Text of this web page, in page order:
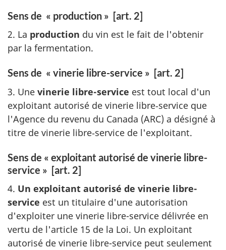
Sens de « production » [art. 2]
2. La production du vin est le fait de l'obtenir
par la fermentation.
Sens de « vinerie libre-service » [art. 2]
3. Une vinerie libre-service est tout local d'un
exploitant autorisé de vinerie libre‑service que
l'Agence du revenu du Canada (ARC) a désigné à
titre de vinerie libre‑service de l'exploitant.
Sens de « exploitant autorisé de vinerie libre-
service » [art. 2]
4. Un exploitant autorisé de vinerie libre-
service est un titulaire d'une autorisation
d'exploiter une vinerie libre-service délivrée en
vertu de l'article 15 de la Loi. Un exploitant
autorisé de vinerie libre-service peut seulement